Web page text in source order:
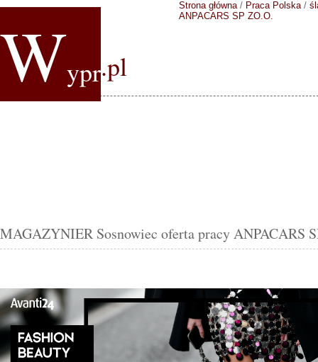
Wypr.pl
Strona główna/ Praca Polska/
ANPACARS SP ZO.O.
MAGAZYNIER Sosnowiec oferta pracy ANPACARS